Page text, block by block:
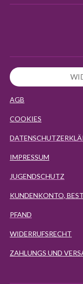
AGB
COOKIES
IMPRESSUM
JUGENDSCHUTZ
KUNDENKONTO,
PFAND
WIDERRUFSRECHT
ZAHLUNGS UND